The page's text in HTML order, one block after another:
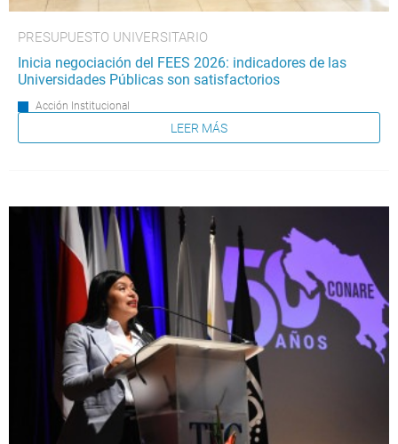
PRESUPUESTO UNIVERSITARIO
Inicia negociación del FEES 2026: indicadores de las
Universidades Públicas son satisfactorios
Acción Institucional
LEER MÁS